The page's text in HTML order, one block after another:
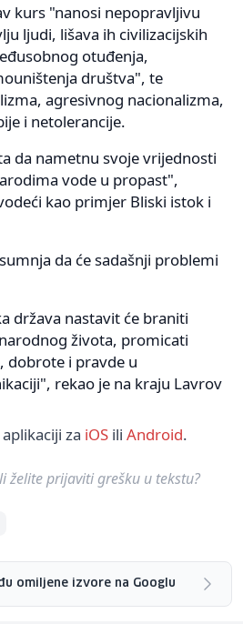
kurs "nanosi nepopravljivu
ljudi, lišava ih civilizacijskih
otuđenja,
društva", te
agresivnog nacionalizma,
i netolerancije.
da nametnu svoje vrijednosti
vode u propast",
kao primjer Bliski istok i
da će sadašnji problemi
država nastavit će braniti
života, promicati
dobrote i pravde u
rekao je na kraju Lavrov
za iOS ili Android.
želite prijaviti grešku u tekstu?
omiljene izvore na Googlu